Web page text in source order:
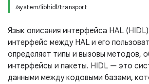
/system/libhidl/transport
Язык описания интерфейса HAL
интерфейс между HAL и его
определяет типы и вызовы методов,
интерфейсы и пакеты. HIDL — это
данными между кодовыми базами,